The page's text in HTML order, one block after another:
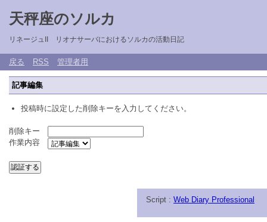
天秤座のソルカ
リネージュII リオナサーバにおけるソルカの活動日記
戻る RSS 管理者用
記事編集
投稿時に設定した削除キーを入力してください。
削除キー
作業内容
Script : Web Diary Professional